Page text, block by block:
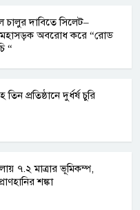
চালুর দাবিতে সিলেট–
মহাসড়ক অবরোধ করে “রোড
“
তিন প্রতিষ্ঠানে দুর্ধর্ষ চুরি
৭.২ মাত্রার ভূমিকম্প,
শঙ্কা